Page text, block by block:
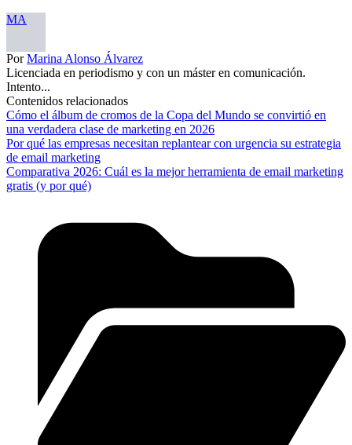
MA
PorMarina Alonso Álvarez
Licenciada en periodismo y con un máster en comunicación.
Intento...
Contenidos relacionados
Cómo el álbum de cromos de la Copa del Mundo se convirtió en
una verdadera clase de marketing en 2026
Por qué las empresas necesitan replantear con urgencia su estrategia
de email marketing
Comparativa 2026: Cuál es la mejor herramienta de email marketing
gratis (y por qué)